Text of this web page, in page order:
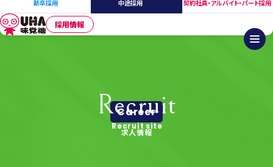
新卒採用 中途採用 契約社員・アルバイト・パート採用
採用情報
Career
Recruit site
Recruit
求人情報